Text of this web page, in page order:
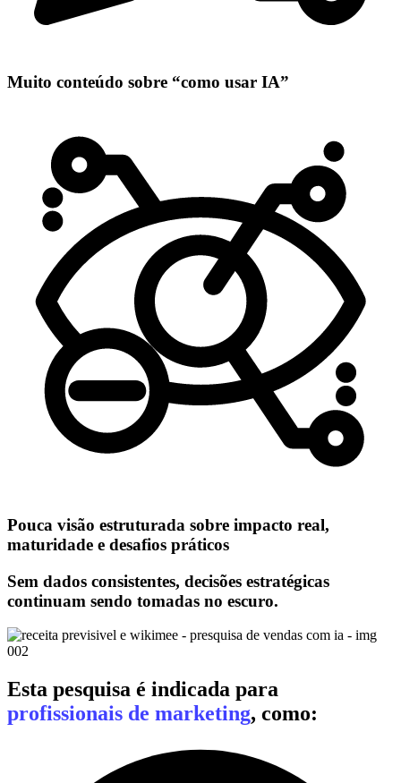
Muito conteúdo sobre “como usar IA”
Pouca visão estruturada sobre impacto real,
maturidade e desafios práticos
Sem dados consistentes, decisões estratégicas
continuam sendo tomadas no escuro.
Esta pesquisa é indicada para
profissionais de marketing, como: